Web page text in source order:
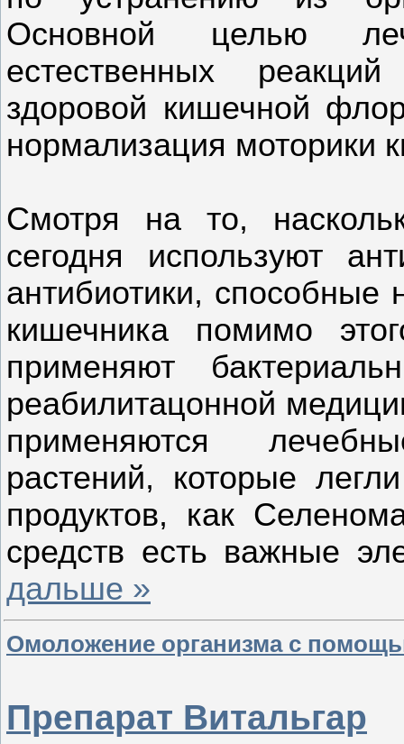
Основной целью
естественных
здоровой кишечной
нормализация моторики
Смотря на то,
сегодня используют
антибиотики, способные
кишечника помимо
применяют
реабилитацонной
применяются
растений, которые
продуктов, как
средств есть важные
дальше »
Омоложение организма с
Препарат Витальгар